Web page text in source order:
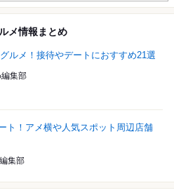
メ情報まとめ
ルメ！接待やデートにおすすめ21選
集部
ト！アメ横や人気スポット周辺店舗
集部